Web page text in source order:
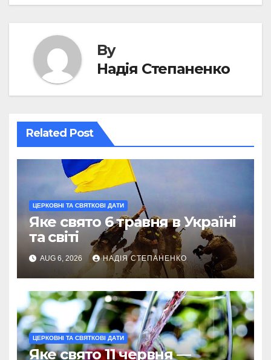
By
Надія Степаненко
Related Post
ЦЕРКОВНІ ТА СВЯТКОВІ ДАТИ
Яке свято 6 травня в Україні
та світі
AUG 6, 2026 НАДІЯ СТЕПАНЕНКО
ЦЕРКОВНІ ТА СВЯТКОВІ ДАТИ
Яке свято 11 червня —